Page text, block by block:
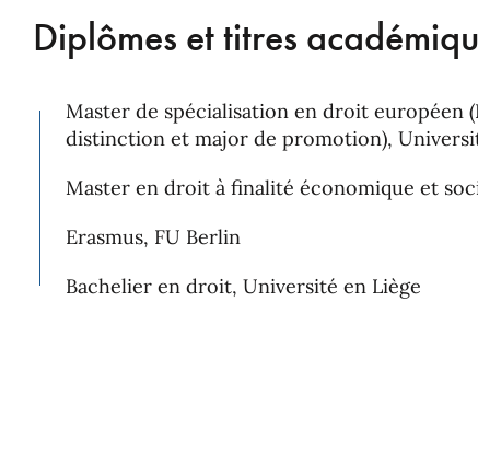
Diplômes et titres
Master de spécialisation en droit européen
distinction et major de promotion),
Master en droit à finalité économique et
Erasmus, FU Berlin
Bachelier en droit, Université en Liège